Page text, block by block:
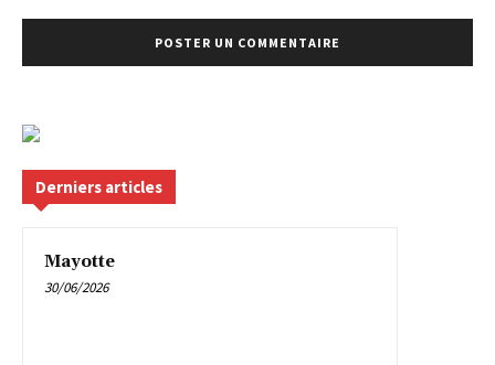
Derniers articles
Mayotte
30/06/2026